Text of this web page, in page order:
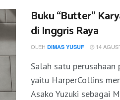
Buku “Butter”
di Inggris Raya
OLEH DIMAS YUSUF 14
Salah satu
yaitu HarperCollins
Asako Yuzuki sebagai